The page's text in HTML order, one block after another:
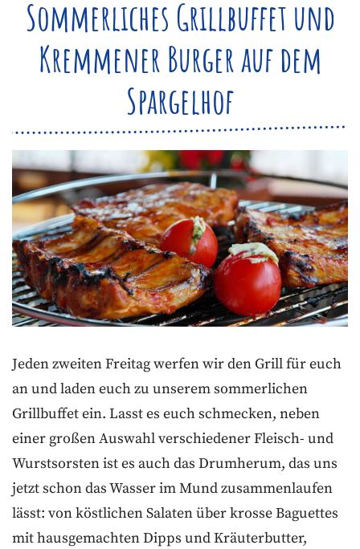
Navigation überspringen
Sommerliches Grillbuffet und
Kremmener Burger auf dem
Spargelhof
Jeden zweiten Freitag werfen wir den Grill für euch
an und laden euch zu unserem sommerlichen
Grillbuffet ein. Lasst es euch schmecken, neben
einer großen Auswahl verschiedener Fleisch- und
Wurstsorsten ist es auch das Drumherum, das uns
jetzt schon das Wasser im Mund zusammenlaufen
lässt: von köstlichen Salaten über krosse Baguettes
mit hausgemachten Dipps und Kräuterbutter,